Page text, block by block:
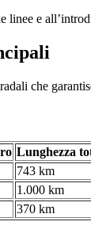
linee e
che
Lunghezza
743 km
1.000 km
370 km